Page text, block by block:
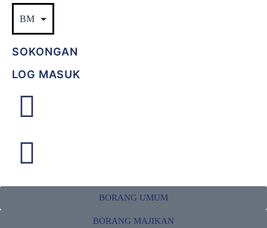
SOKONGAN
LOG MASUK
BORANG UMUM
BORANG MAJIKAN